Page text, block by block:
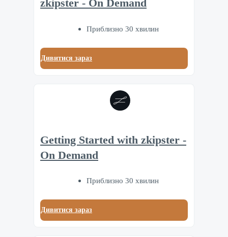
zkipster - On Demand
Приблизно 30 хвилин
Дивитися зараз
Getting Started with zkipster -
On Demand
Приблизно 30 хвилин
Дивитися зараз